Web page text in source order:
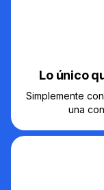
Lo único
Simplemente
una